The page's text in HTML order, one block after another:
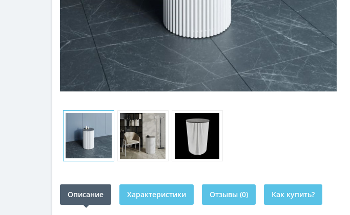
Описание Характеристики Отзывы (0) Как купить?